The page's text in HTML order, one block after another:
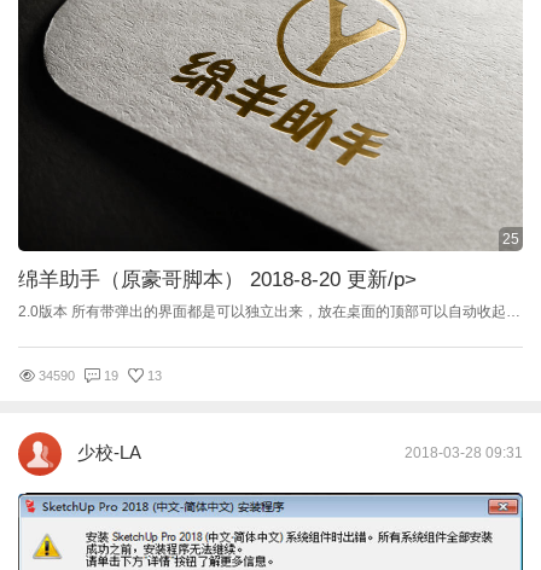
25
绵羊助手（原豪哥脚本） 2018-8-20 更新/p>
2.0版本 所有带弹出的界面都是可以独立出来，放在桌面的顶部可以自动收起来 1）改变了UI界面 2）使用更方便，功能更多 3）修复一键CAD不归零不冻结 4）增加一个打包和一个收集资源贴图 5）一键墙体，一键踢脚线，一键门，一键生成光域网 6）增加建模工具，编辑样条线，网格，多边形 7）修复卸载不干净（新版本会把老版本删除干净的） 8）一键成组，解组，打开组，关闭组，打开所有组，关闭所有组，炸开所有组 9）增加一个灯光编辑器，方便调整灯光 10）可添加其它脚本 11）修复并增加清理垃圾选项 12）一键单位设置 13）启动脚本的时自动更新把场景单位设置成毫米了，自动设置VR渲染器，自动2.5D/3D捕捉切换 14）快速设置顶点，端点等，快速设置自动保存 15）一键材质（预设2个材质库，一个是我自己的，一个是瓦力材质，可以更换自己的材质） 16）物理相机与标准相机互换 。。。。。。 更多功能需要你的探索 暂只支持入群下载(免费的) QQ群：590900181 点图标↑↑↑↑↑↑↑↑↑也可以直接加群哦 --------------------------------------华丽的分界线----------------------------------------- 2012能使用的版本 http://www.banjiajia.com/posts/38119 V 1.2增加了一点小功能 增加UVW 优化代码 修复有些Bug 增加了一个快捷网站打开 增加挤出功能(增加量是根据我个人订的) PS：切记挤出的时候只能在没有任何修改命令线段下进行，不然会脚本错误，错误重新在点击快速就行了。 -----------------------------------------------------------华丽的分界线--------------------------------------------------------- V 1.1 更新版本链接：http://www.banjiajia.com/posts/30253 -----------------------------------------------------------华丽的分界线--------------------------------------------------------- V1.0版本 原来制作的豪哥脚本的本意只是我自己用的，但是我想把我自己觉得开心的事与大家分享，便有了现在的这个脚本。 原来的豪哥脚本占用面积太大，也有很多bug，有些人用我的脚本说三道四的，对于那些人我只想说一句，想要好的体验就去去买渲梦工厂或者其它的收费脚本...... 本来打算是不更新了，只想自己在用的，所以一直没有发布新的脚本。 做的不是太好，但是平常的一些够用了,毕竟我只是一个绘图的....... 好了，直接上图看。 PS：自带杀毒功能，打开的时候如果场景有病毒会弹出来窗口拦截！ 1 、安装与卸载 2、重置MAX 3、复制与粘贴 4、一键VR材质 5、轴归零 6、一键石膏线（第一次使用需要手动设置路劲才能使用） 7、便捷（里面是一些我们常用的小功能，因为max有时间经常卡，从这里就比较方面了） 8、常用功能（关联灯光，转换相机，CAD复制，通道，清理垃圾，修改细分，关联物体，关闭光线追踪窗口，拓补，一键筒灯） 关联灯光 关联物体 清理垃圾 渲染通道 拓补 一键筒灯 一键修改细分 物理相机转换 9、快速（就是快捷创建一些常用的灯光，相机啥的，16版慎用这个功能！！脚本可能会失败） 10、工具箱（打开自动保存页面，打开PS，转回原角度，变回缩放，打开组，关闭组，AO中文，AO英文，材质分离，找回贴图，定点复制，场景信息） 多维子材质分离 场景信息 打开组关闭组 定点复制 隐藏工作面板（如果不慎关闭，也可以用这个脚本功能在此打开） 原角度和原缩放（一个模型如果是很多东西成组的，最好塌陷成一个物体） 11、快速进入网站 12、标题启动绵羊助手（第一次拖进去没有，关闭MAX重新打开之后出现） 解压密码 1 &gt;&gt;&gt;点我进入微云网盘下载&lt;&lt;&lt; &gt;&gt;&gt;点我进入百度网盘下载&lt;&lt;&lt; &gt;&gt;&gt;点我进入蓝奏云网盘下载，访问密码et9q&lt;&lt;&lt;
34590 19 13
少校-LA 2018-03-28 09:31